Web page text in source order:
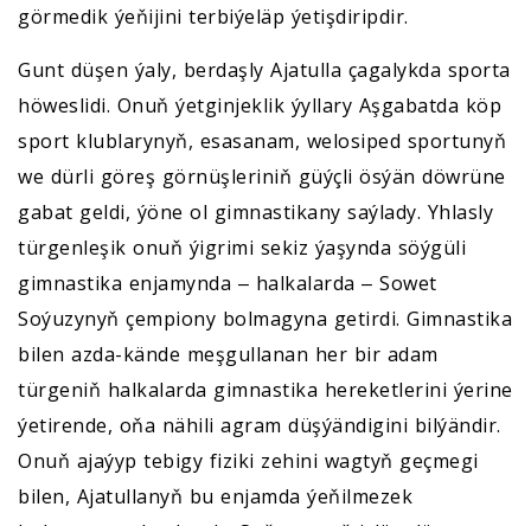
görmedik ýeňijini terbiýeläp ýetişdiripdir.
Gunt düşen ýaly, berdaşly Ajatulla çagalykda sporta
höweslidi. Onuň ýetginjeklik ýyllary Aşgabatda köp
sport klublarynyň, esasanam, welosiped sportunyň
we dürli göreş görnüşleriniň güýçli ösýän döwrüne
gabat geldi, ýöne ol gimnastikany saýlady. Yhlasly
türgenleşik onuň ýigrimi sekiz ýaşynda söýgüli
gimnastika enjamynda ‒ halkalarda ‒ Sowet
Soýuzynyň çempiony bolmagyna getirdi. Gimnastika
bilen azda-kände meşgullanan her bir adam
türgeniň halkalarda gimnastika hereketlerini ýerine
ýetirende, oňa nähili agram düşýändigini bilýändir.
Onuň ajaýyp tebigy fiziki zehini wagtyň geçmegi
bilen, Ajatullanyň bu enjamda ýeňilmezek